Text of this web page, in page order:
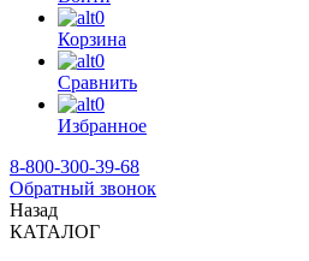
0
Корзина
0
Сравнить
0
Избранное
8-800-300-39-68
Обратный звонок
Назад
КАТАЛОГ